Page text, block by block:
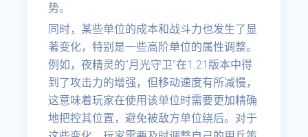
势。
同时，某些单位的成本和战斗力也发生了显
著变化，特别是一些高阶单位的属性调整。
例如，夜精灵的“月光守卫”在1.21版本中得
到了攻击力的增强，但移动速度有所减慢，
这意味着玩家在使用该单位时需要更加精确
地把控其位置，避免被敌方单位绕后。对于